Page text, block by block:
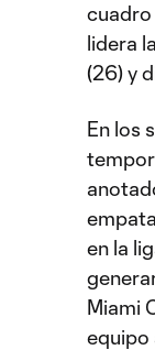
cuadro
lidera
(26) y
En los
en la
Miami
equipo